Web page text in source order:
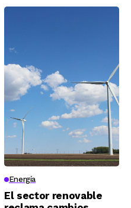
Energía
El sector renovable